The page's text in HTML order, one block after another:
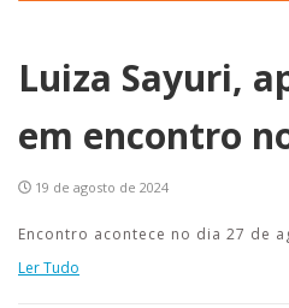
Luiza Sayuri,
em encontro
19 de agosto de 2024
Encontro acontece no dia 27 de
Ler Tudo